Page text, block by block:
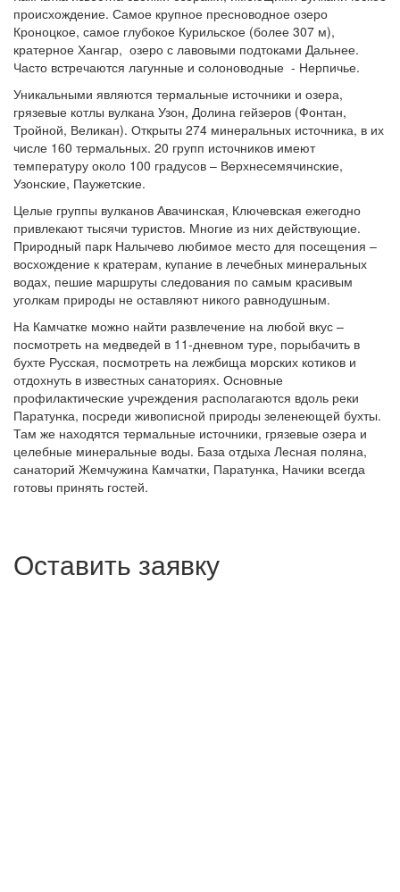
происхождение. Самое крупное пресноводное озеро
Кроноцкое, самое глубокое Курильское (более 307 м),
кратерное Хангар, озеро с лавовыми подтоками Дальнее.
Часто встречаются лагунные и солоноводные - Нерпичье.
Уникальными являются термальные источники и озера,
грязевые котлы вулкана Узон, Долина гейзеров (Фонтан,
Тройной, Великан). Открыты 274 минеральных источника, в их
числе 160 термальных. 20 групп источников имеют
температуру около 100 градусов – Верхнесемячинские,
Узонские, Паужетские.
Целые группы вулканов Авачинская, Ключевская ежегодно
привлекают тысячи туристов. Многие из них действующие.
Природный парк Налычево любимое место для посещения –
восхождение к кратерам, купание в лечебных минеральных
водах, пешие маршруты следования по самым красивым
уголкам природы не оставляют никого равнодушным.
На Камчатке можно найти развлечение на любой вкус –
посмотреть на медведей в 11-дневном туре, порыбачить в
бухте Русская, посмотреть на лежбища морских котиков и
отдохнуть в известных санаториях. Основные
профилактические учреждения располагаются вдоль реки
Паратунка, посреди живописной природы зеленеющей бухты.
Там же находятся термальные источники, грязевые озера и
целебные минеральные воды. База отдыха Лесная поляна,
санаторий Жемчужина Камчатки, Паратунка, Начики всегда
готовы принять гостей.
Оставить заявку